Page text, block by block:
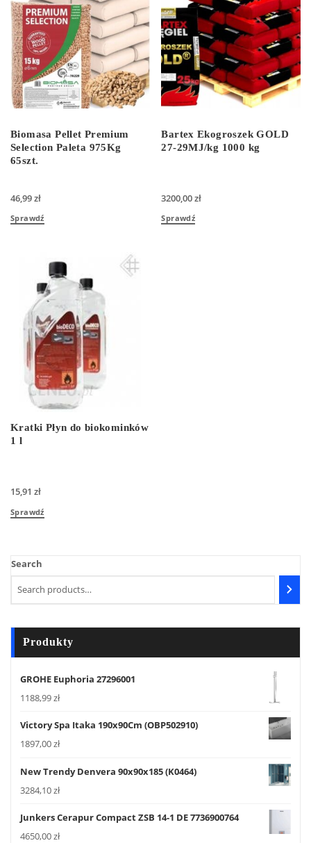
Biomasa Pellet Premium
Selection Paleta 975Kg
65szt.
46,99zł
Sprawdź
Bartex Ekogroszek GOLD
27-29MJ/kg 1000 kg
3200,00zł
Sprawdź
Kratki Płyn do biokominków
1 l
15,91 zł
Sprawdź
Search
Produkty
GROHE Euphoria 27296001
1188,99zł
Victory Spa Itaka 190x90Cm (OBP502910)
1897,00zł
New Trendy Denvera 90x90x185 (K0464)
3284,10zł
Junkers Cerapur Compact ZSB 14-1 DE 7736900764
4650,00zł